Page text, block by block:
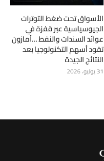
الأسواق تحت ضغط التوترات
الجيوسياسية عبر قفزة في
عوائد السندات والنفط …أمازون
تقود أسهم التكنولوجيا بعد
النتائج الجيدة
31 يوليو، 2026